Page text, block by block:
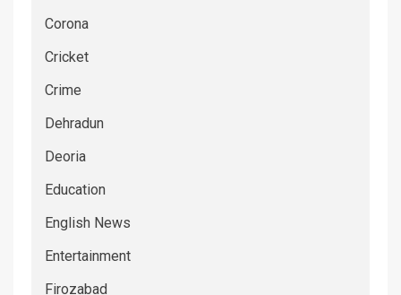
Corona
Cricket
Crime
Dehradun
Deoria
Education
English News
Entertainment
Firozabad